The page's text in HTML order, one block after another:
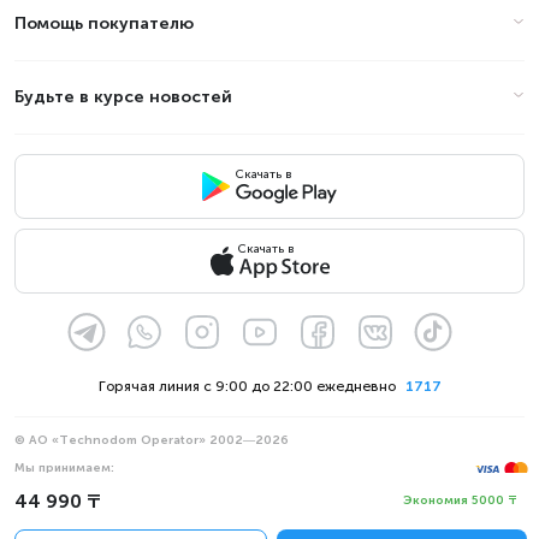
44 990 ₸ Экономия 5000 ₸
Помощь покупателю
Будьте в курсе новостей
Скачать в
Скачать в
1717
Горячая линия с 9:00 до 22:00 ежедневно
© АО «Technodom Operator» 2002—2026
Мы принимаем:
Официальное уведомление